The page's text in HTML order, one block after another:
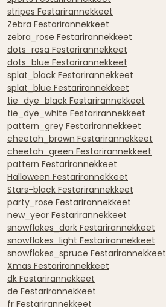
stripes Festarirannekkeet
Zebra Festarirannekkeet
zebra_rose Festarirannekkeet
dots_rosa Festarirannekkeet
dots_blue Festarirannekkeet
splat_black Festarirannekkeet
splat_blue Festarirannekkeet
tie_dye_black Festarirannekkeet
tie_dye_white Festarirannekkeet
pattern_grey Festarirannekkeet
cheetah_brown Festarirannekkeet
cheetah_green Festarirannekkeet
pattern Festarirannekkeet
Halloween Festarirannekkeet
Stars-black Festarirannekkeet
party_rose Festarirannekkeet
new_year Festarirannekkeet
snowflakes_dark Festarirannekkeet
snowflakes_light Festarirannekkeet
snowflakes_spruce Festarirannekkeet
Xmas Festarirannekkeet
dk Festarirannekkeet
de Festarirannekkeet
fr Festarirannekkeet